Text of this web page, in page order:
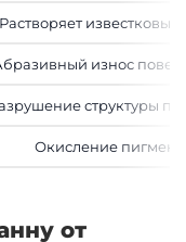
Растворяет известковый
износ
структуры
Окисление
от